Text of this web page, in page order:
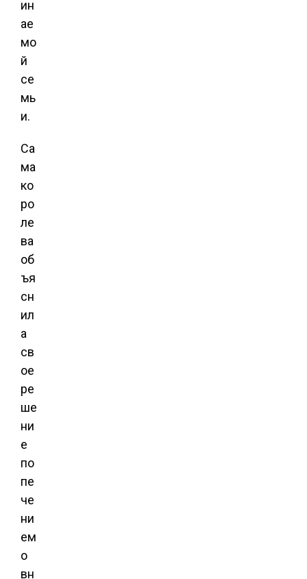
ин
ае
мо
й
се
мь
и.
Са
ма
ко
ро
ле
ва
об
ъя
сн
ил
а
св
ое
ре
ше
ни
е
по
пе
че
ни
ем
о
вн